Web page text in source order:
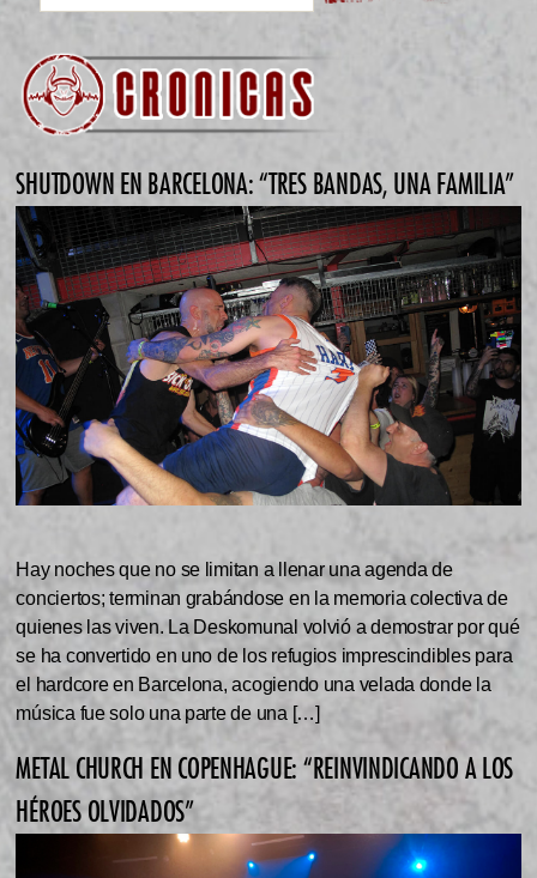
SHUTDOWN EN BARCELONA: “TRES BANDAS, UNA FAMILIA”
Hay noches que no se limitan a llenar una agenda de
conciertos; terminan grabándose en la memoria colectiva de
quienes las viven. La Deskomunal volvió a demostrar por qué
se ha convertido en uno de los refugios imprescindibles para
el hardcore en Barcelona, acogiendo una velada donde la
música fue solo una parte de una […]
METAL CHURCH EN COPENHAGUE: “REINVINDICANDO A LOS
HÉROES OLVIDADOS”